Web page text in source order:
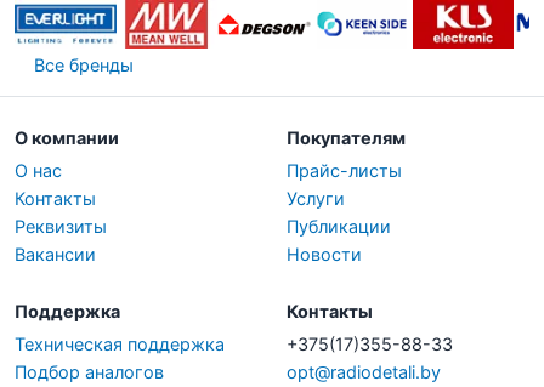
Все бренды
О компании
О нас
Контакты
Реквизиты
Вакансии
Покупателям
Прайс-листы
Услуги
Публикации
Новости
Поддержка
Техническая поддержка
Подбор аналогов
Контакты
+375(17)355-88-33
opt@radiodetali.by